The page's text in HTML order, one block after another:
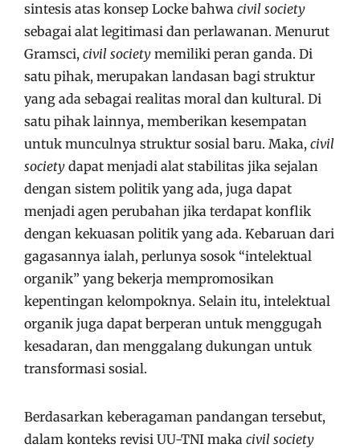
sintesis atas konsep Locke bahwa civil society
sebagai alat legitimasi dan perlawanan. Menurut
Gramsci, civil society memiliki peran ganda. Di
satu pihak, merupakan landasan bagi struktur
yang ada sebagai realitas moral dan kultural. Di
satu pihak lainnya, memberikan kesempatan
untuk munculnya struktur sosial baru. Maka, civil
society dapat menjadi alat stabilitas jika sejalan
dengan sistem politik yang ada, juga dapat
menjadi agen perubahan jika terdapat konflik
dengan kekuasan politik yang ada. Kebaruan dari
gagasannya ialah, perlunya sosok “intelektual
organik” yang bekerja mempromosikan
kepentingan kelompoknya. Selain itu, intelektual
organik juga dapat berperan untuk menggugah
kesadaran, dan menggalang dukungan untuk
transformasi sosial.
Berdasarkan keberagaman pandangan tersebut,
dalam konteks revisi UU-TNI maka civil society